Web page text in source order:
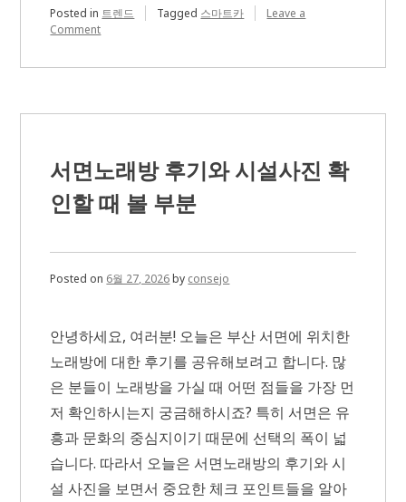
Posted in 트렌드 Tagged 스마트카
Leave a
Commenton
대
트
드:
이
동
수
변
화
서면노래방 후기와 시설사진 확
인할 때 볼 부분
Posted on 6월 27, 2026by consejo
안녕하세요, 여러분! 오늘은 부산 서면에 위치한
노래방에 대한 후기를 공유해보려고 합니다. 많
은 분들이 노래방을 가실 때 어떤 점들을 가장 먼
저 확인하시는지 궁금해하시죠? 특히 서면은 유
흥과 문화의 중심지이기 때문에 선택의 폭이 넓
습니다. 따라서 오늘은 서면노래방의 후기와 시
설 사진을 보면서 중요한 체크 포인트들을 알아